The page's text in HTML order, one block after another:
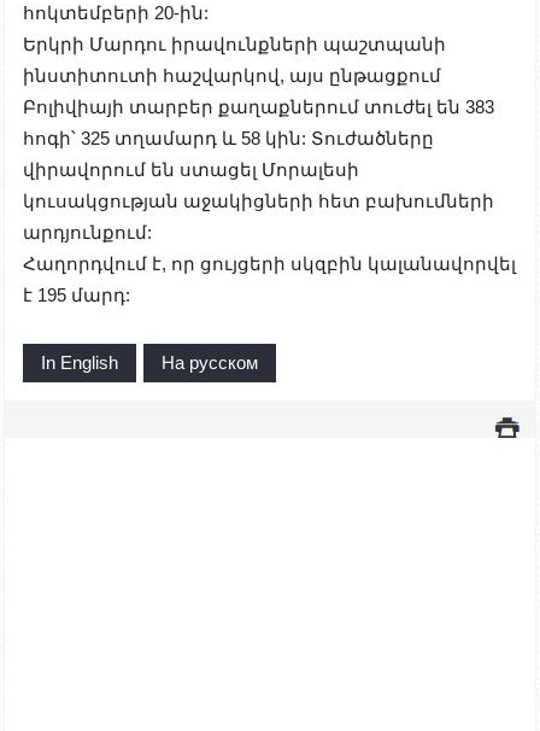
հոկտեմբերի 20-ին:
Երկրի Մարդու իրավունքների պաշտպանի
ինստիտուտի հաշվարկով, այս ընթացքում
Բոլիվիայի տարբեր քաղաքներում տուժել են 383
հոգի՝ 325 տղամարդ և 58 կին: Տուժածները
վիրավորում են ստացել Մորալեսի
կուսակցության աջակիցների հետ բախումների
արդյունքում:
Հաղորդվում է, որ ցույցերի սկզբին կալանավորվել
է 195 մարդ:
In English На русском